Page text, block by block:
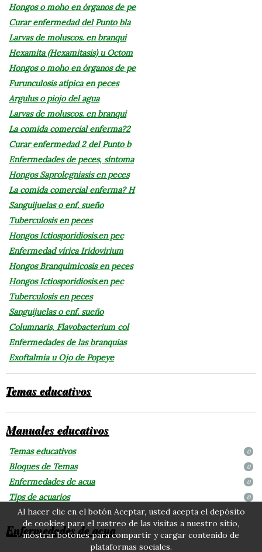
Hongos o moho en órganos de pe
Curar enfermedad del Punto bla
Larvas de moluscos. en branqui
Hexamita (Hexamitasis) u Octom
Hongos o moho en órganos de pe
Furunculosis atípica en peces
Argulus o piojo del agua
Larvas de moluscos. en branqui
La comida comercial enferma?2
Curar enfermedad 2 del Punto b
Enfermedades de peces, síntoma
Hongos Saprolegniasis en peces
La comida comercial enferma? H
Sanguijuelas o enf. sueño
Tuberculosis en peces
Hongos Ictiosporidiosis.en pec
Enfermedad vírica Iridovirium
Hongos Branquimicosis en peces
Hongos Ictiosporidiosis.en pec
Tuberculosis en peces
Sanguijuelas o enf. sueño
Columnaris, Flavobacterium col
Enfermedades de las branquias
Exoftalmia u Ojo de Popeye
Temas educativos
Manuales educativos
Temas educativos 0
Bloques de Temas 0
Enfermedades de acua 0
Tips de acuarios 0
Enfermedades de acua
Al hacer clic en el botón Aceptar, usted acepta el depósito
de cookies para el rastreo de las visitas a nuestro sitio,
mostrar botones para compartir y cargar contenido de
plataformas sociales.